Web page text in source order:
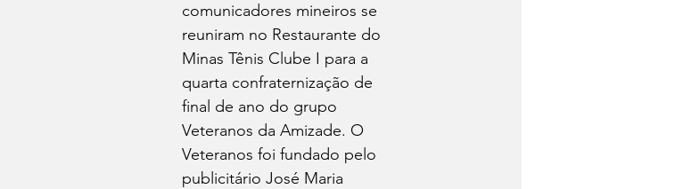
comunicadores mineiros se
reuniram no Restaurante do
Minas Tênis Clube I para a
quarta confraternização de
final de ano do grupo
Veteranos da Amizade. O
Veteranos foi fundado pelo
publicitário José Maria